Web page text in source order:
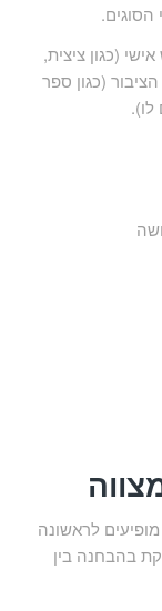
(כגון ציצית,
(כגון ספר
לו).
לראשונה
בהבחנה בין